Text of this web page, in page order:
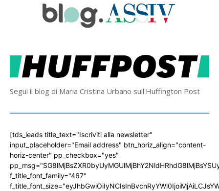
Segui il blog di Maria Cristina Urbano sull'Huffington Post
[tds_leads title_text="Iscriviti alla newsletter"
input_placeholder="Email address" btn_horiz_align="content-
horiz-center" pp_checkbox="yes"
f_title_font_family="467"